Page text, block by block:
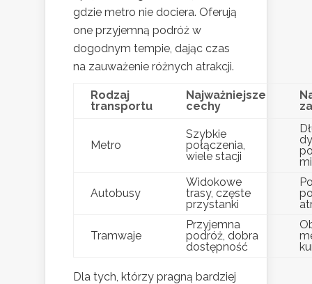
gdzie metro nie dociera. Oferują
one przyjemną podróż w
dogodnym tempie, dając czas
na zauważenie różnych atrakcji.
Rodzaj
transportu
Najważniejsze
cechy
Metro
Szybkie
połączenia,
wiele stacji
Autobusy
Widokowe
trasy, częste
przystanki
Tramwaje
Przyjemna
podróż, dobra
dostępność
Dla tych, którzy pragną bardziej